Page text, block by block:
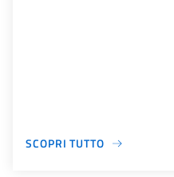
SCOPRI TUTTO